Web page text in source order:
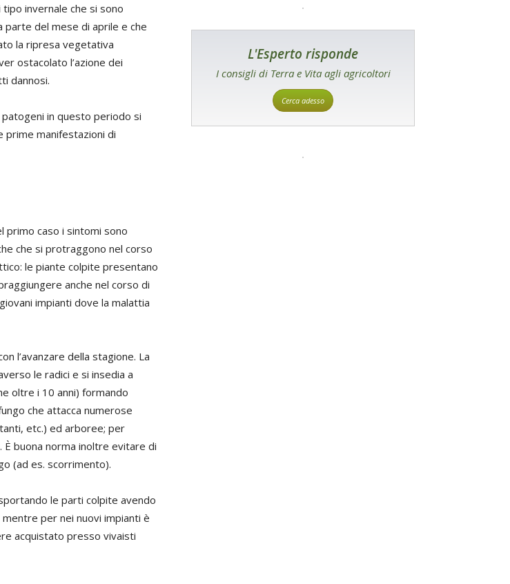
invernale che si sono
parte del mese di aprile e che
la ripresa vegetativa
ostacolato l’azione dei
dannosi.
in questo periodo si
prime manifestazioni di
primo caso i sintomi sono
che si protraggono nel corso
le piante colpite presentano
anche nel corso di
impianti dove la malattia
l’avanzare della stagione. La
le radici e si insedia a
oltre i 10 anni) formando
che attacca numerose
etc.) ed arboree; per
buona norma inoltre evitare di
(ad es. scorrimento).
le parti colpite avendo
per nei nuovi impianti è
acquistato presso vivaisti
L'Esperto risponde
I consigli di Terra e Vita agli agricoltori
Cerca adesso